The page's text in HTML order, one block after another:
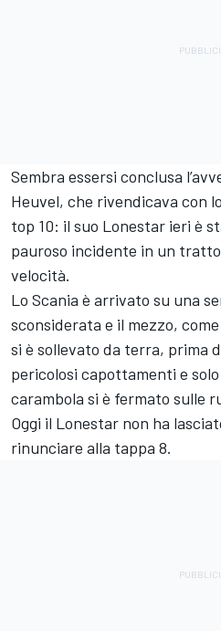
Sembra essersi conclusa
Heuvel, che rivendicava con
top 10: il suo Lonestar ieri è
pauroso incidente in un
velocità.
Lo Scania è arrivato su una
sconsiderata e il mezzo,
si è sollevato da terra, prima
pericolosi capottamenti e
carambola si è fermato sulle
Oggi il Lonestar non ha
rinunciare alla tappa 8.